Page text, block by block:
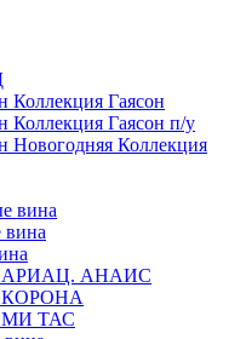
Коллекция Гаясон
Коллекция Гаясон п/у
Новогодняя Коллекция
вина
АРИАЦ. АНАИС
КОРОНА
МИ ТАС